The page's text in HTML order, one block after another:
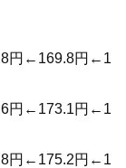
円←169.8円←1
円←173.1円←1
円←175.2円←1